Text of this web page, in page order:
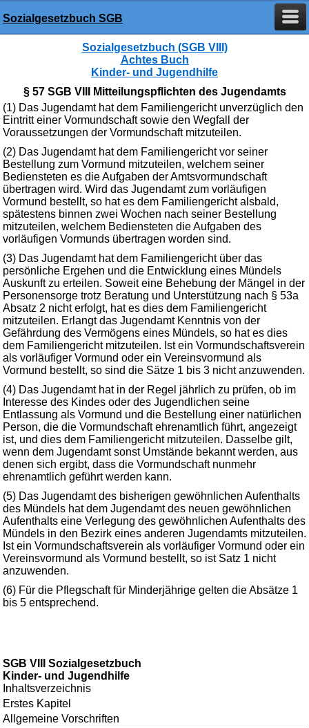
Sozialgesetzbuch SGB
Sozialgesetzbuch (SGB VIII)
Achtes Buch
Kinder- und Jugendhilfe
§ 57 SGB VIII Mitteilungspflichten des Jugendamts
(1) Das Jugendamt hat dem Familiengericht unverzüglich den
Eintritt einer Vormundschaft sowie den Wegfall der
Voraussetzungen der Vormundschaft mitzuteilen.
(2) Das Jugendamt hat dem Familiengericht vor seiner
Bestellung zum Vormund mitzuteilen, welchem seiner
Bediensteten es die Aufgaben der Amtsvormundschaft
übertragen wird. Wird das Jugendamt zum vorläufigen
Vormund bestellt, so hat es dem Familiengericht alsbald,
spätestens binnen zwei Wochen nach seiner Bestellung
mitzuteilen, welchem Bediensteten die Aufgaben des
vorläufigen Vormunds übertragen worden sind.
(3) Das Jugendamt hat dem Familiengericht über das
persönliche Ergehen und die Entwicklung eines Mündels
Auskunft zu erteilen. Soweit eine Behebung der Mängel in der
Personensorge trotz Beratung und Unterstützung nach § 53a
Absatz 2 nicht erfolgt, hat es dies dem Familiengericht
mitzuteilen. Erlangt das Jugendamt Kenntnis von der
Gefährdung des Vermögens eines Mündels, so hat es dies
dem Familiengericht mitzuteilen. Ist ein Vormundschaftsverein
als vorläufiger Vormund oder ein Vereinsvormund als
Vormund bestellt, so sind die Sätze 1 bis 3 nicht anzuwenden.
(4) Das Jugendamt hat in der Regel jährlich zu prüfen, ob im
Interesse des Kindes oder des Jugendlichen seine
Entlassung als Vormund und die Bestellung einer natürlichen
Person, die die Vormundschaft ehrenamtlich führt, angezeigt
ist, und dies dem Familiengericht mitzuteilen. Dasselbe gilt,
wenn dem Jugendamt sonst Umstände bekannt werden, aus
denen sich ergibt, dass die Vormundschaft nunmehr
ehrenamtlich geführt werden kann.
(5) Das Jugendamt des bisherigen gewöhnlichen Aufenthalts
des Mündels hat dem Jugendamt des neuen gewöhnlichen
Aufenthalts eine Verlegung des gewöhnlichen Aufenthalts des
Mündels in den Bezirk eines anderen Jugendamts mitzuteilen.
Ist ein Vormundschaftsverein als vorläufiger Vormund oder ein
Vereinsvormund als Vormund bestellt, so ist Satz 1 nicht
anzuwenden.
(6) Für die Pflegschaft für Minderjährige gelten die Absätze 1
bis 5 entsprechend.
SGB VIII Sozialgesetzbuch
Kinder- und Jugendhilfe
Inhaltsverzeichnis
Erstes Kapitel
Allgemeine Vorschriften